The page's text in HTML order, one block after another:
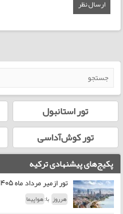
تور استانبول
تور کوش‌آداسی
پکیج‌های پیشنهادی ترکیه
تور ازمیر مرداد ماه 1405
هرروز با:هواپیما